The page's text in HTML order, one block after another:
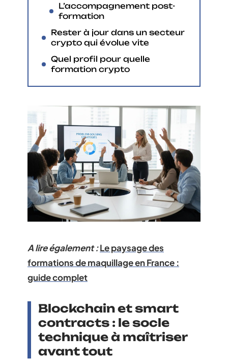
L’accompagnement post-
formation
Rester à jour dans un secteur
crypto qui évolue vite
Quel profil pour quelle
formation crypto
A lire également :Le paysage des
formations de maquillage en France :
guide complet
Blockchain et smart
contracts : le socle
technique à maîtriser
avant tout